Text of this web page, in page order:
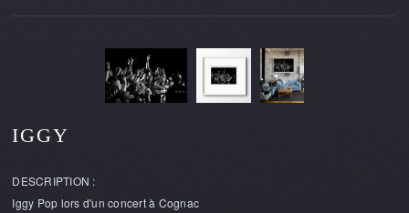
IGGY
DESCRIPTION :
Iggy Pop lors d'un concert à Cognac